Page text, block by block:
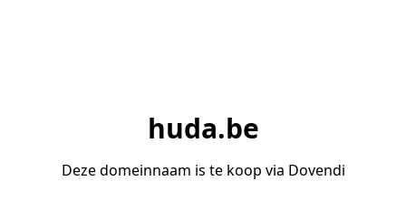
huda.be
Deze domeinnaam is te koop via Dovendi